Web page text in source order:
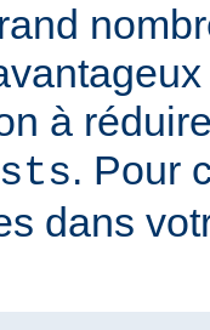
à
. Pour
dans